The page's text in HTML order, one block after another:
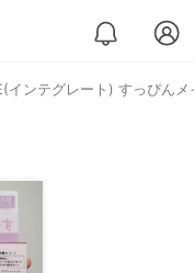
インテグレート) すっぴん